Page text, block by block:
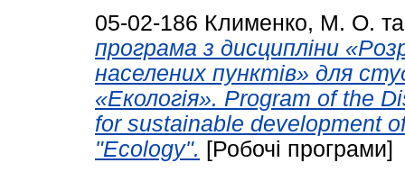
05-02-186 Клименко, М. О.
програма з дисципліни
населених пунктів» для
«Екологія». Program of the
for sustainable development
"Ecology". [Робочі програми]